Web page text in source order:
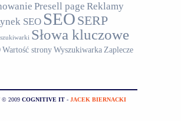
Presell page Reklamy
SEO SEO SERP
Słowa kluczowe
Wartość stronyWyszukiwarka Zaplecze
© 2009 COGNITIVE IT - JACEK BIERNACKI